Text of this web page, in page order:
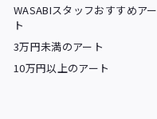
WASABIスタッフおすすめアー
ト
3万円未満のアート
10万円以上のアート